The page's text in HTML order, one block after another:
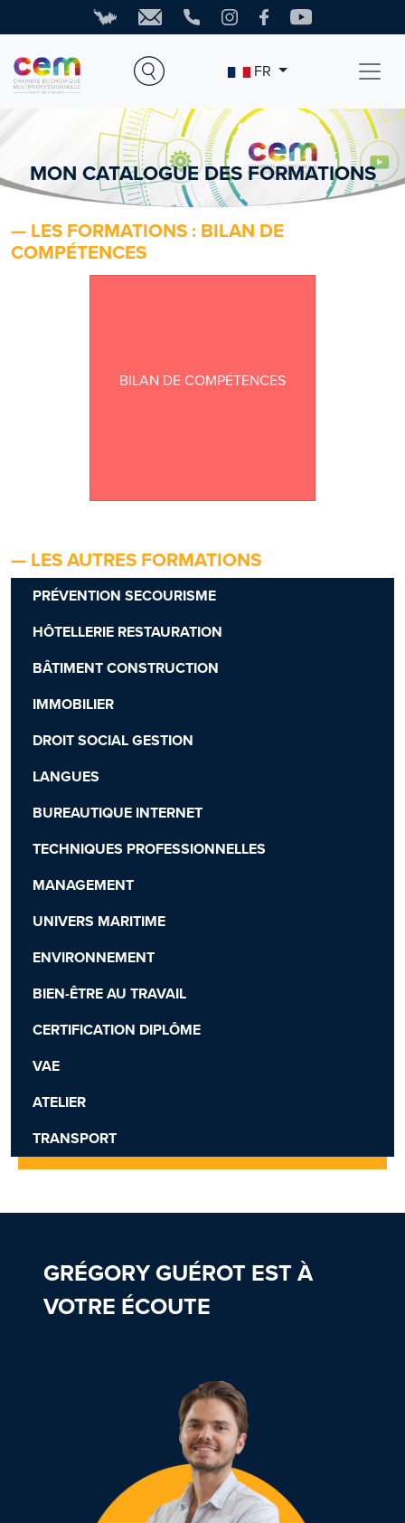
FR
MON CATALOGUE DES FORMATIONS
— LES FORMATIONS : BILAN DE
COMPÉTENCES
BILAN DE COMPÉTENCES
— LES AUTRES FORMATIONS
PRÉVENTION SECOURISME
HÔTELLERIE RESTAURATION
BÂTIMENT CONSTRUCTION
IMMOBILIER
DROIT SOCIAL GESTION
LANGUES
BUREAUTIQUE INTERNET
TECHNIQUES PROFESSIONNELLES
MANAGEMENT
UNIVERS MARITIME
ENVIRONNEMENT
BIEN-ÊTRE AU TRAVAIL
CERTIFICATION DIPLÔME
VAE
ATELIER
TRANSPORT
GRÉGORY GUÉROT EST À
VOTRE ÉCOUTE